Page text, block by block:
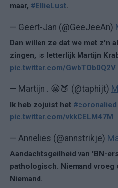
maar, #EllieLust.
— Geert-Jan (@GeeJeeAn)
Dan willen ze dat we met z'n
zingen, is letterlijk Martijn
pic.twitter.com/GwbTOb0Q2V
— Martijn . 😀🍑 (@taphijt)
Ik heb zojuist het #coronalied
pic.twitter.com/vkkCELM47M
— Annelies (@annstrikje)
Aandachtsgeilheid van 'BN-
pathologisch. Niemand vroeg
Niemand.